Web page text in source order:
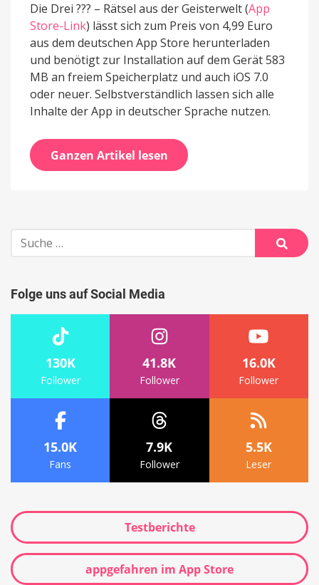
Die Drei ??? – Rätsel aus der Geisterwelt (App
Store-Link) lässt sich zum Preis von 4,99 Euro
aus dem deutschen App Store herunterladen
und benötigt zur Installation auf dem Gerät 583
MB an freiem Speicherplatz und auch iOS 7.0
oder neuer. Selbstverständlich lassen sich alle
Inhalte der App in deutscher Sprache nutzen.
Ganzen Artikel lesen
Suche
nach:
Suche
Folge uns auf Social Media
130K
Follower
41.8K
Follower
16.0K
Follower
15.0K
Fans
7.9K
Follower
5.5K
Leser
Testberichte
appgefahren im App Store